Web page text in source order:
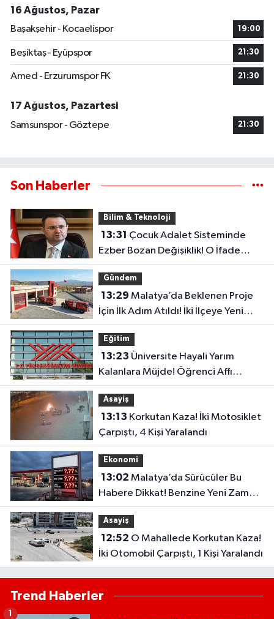
16 Ağustos, Pazar
Başakşehir - Kocaelispor
19:00
Beşiktaş - Eyüpspor 21:30
Amed - Erzurumspor FK 21:30
17 Ağustos, Pazartesi
Samsunspor - Göztepe
21:30
Son Haberler
Bilim & Teknoloji
13:31
Ezber Bozan Değişiklik! O İfade
Artık Tarihe Karışıyor
Gündem
13:29
İçin İlk Adım Atıldı! İki İlçeye Yeni
İtfaiye Binası
Eğitim
13:23
Kalanlara Müjde! Öğrenci Affı
Resmen Başladı
Asayiş
13:13
Çarpıştı, 4 Kişi Yaralandı
Ekonomi
13:02
Habere Dikkat! Benzine Yeni Zam
Kapıda
Asayiş
12:52
İki Otomobil Çarpıştı, 1 Kişi Yaralandı
Trend Haberler
1